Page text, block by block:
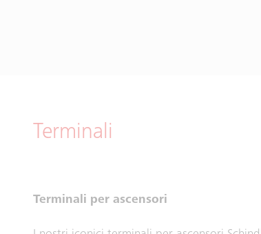
Terminali
Terminali per ascensori